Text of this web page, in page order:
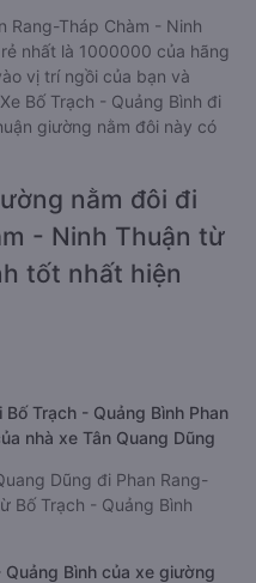
Rang-Tháp Chàm - Ninh
nhất là 1000000 của hãng
vị trí ngồi của bạn và
Bố Trạch - Quảng Bình đi
giường nằm đôi này có
nằm đôi đi
- Ninh Thuận từ
tốt nhất hiện
Trạch - Quảng Bình Phan
nhà xe Tân Quang Dũng
Dũng đi Phan Rang-
Bố Trạch - Quảng Bình
Bình của xe giường